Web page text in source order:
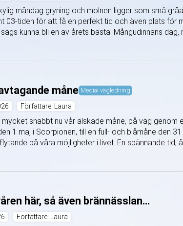
måndag gryning och molnen ligger som små
03-tiden för att få en perfekt tid och även plats för
kunna bli en av årets bästa. Mångudinnans dag,
måne Medial vägledning
Författare: Laura
mycket snabbt nu vår älskade måne, på väg genom
1 maj i Scorpionen, till en full- och blåmåne den
på våra möjligheter i livet. En spännande tid,
här, så även brännässlan…
Författare: Laura